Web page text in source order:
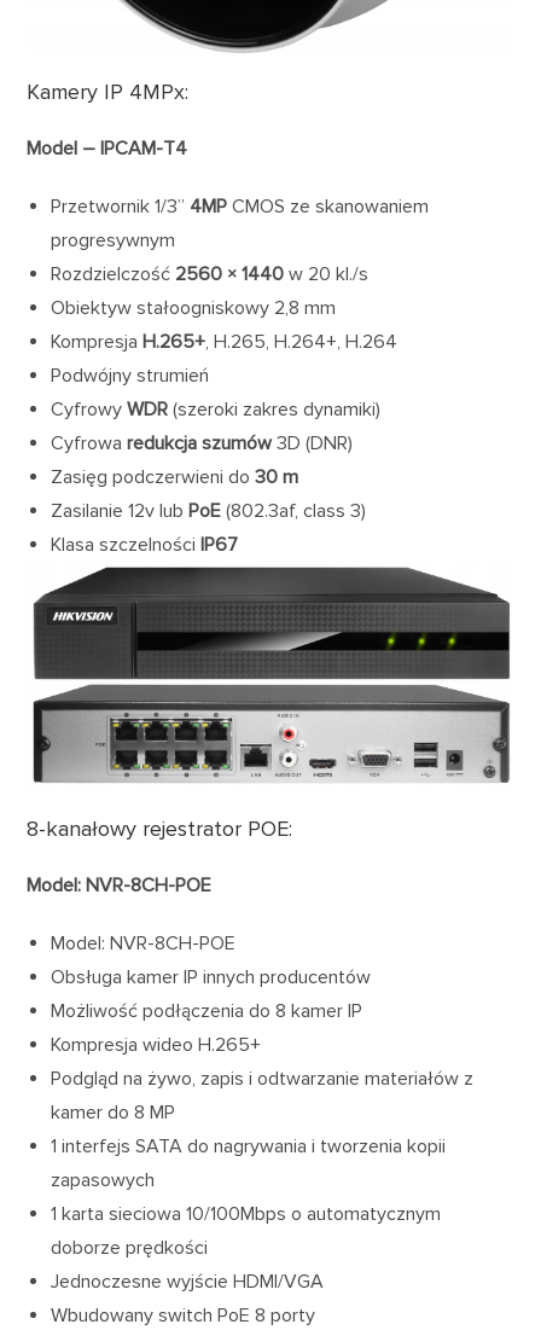
Kamery IP 4MPx:
Model – IPCAM-T4
Przetwornik 1/3” 4MP CMOS ze skanowaniem
progresywnym
Rozdzielczość 2560 × 1440 w 20 kl./s
Obiektyw stałoogniskowy 2,8 mm
KompresjaH.265+, H.265, H.264+, H.264
Podwójny strumień
CyfrowyWDR (szeroki zakres dynamiki)
Cyfrowaredukcja szumów3D (DNR)
Zasięg podczerwieni do30 m
Zasilanie 12v lubPoE (802.3af, class 3)
Klasa szczelnościIP67
8-kanałowy rejestrator POE:
Model: NVR-8CH-POE
Model: NVR-8CH-POE
Obsługa kamer IP innych producentów
Możliwość podłączenia do 8 kamer IP
Kompresja wideo H.265+
Podgląd na żywo, zapis i odtwarzanie materiałów z
kamer do 8 MP
1 interfejs SATA do nagrywania i tworzenia kopii
zapasowych
1 karta sieciowa 10/100Mbps o automatycznym
doborze prędkości
Jednoczesne wyjście HDMI/VGA
Wbudowany switch PoE 8 porty